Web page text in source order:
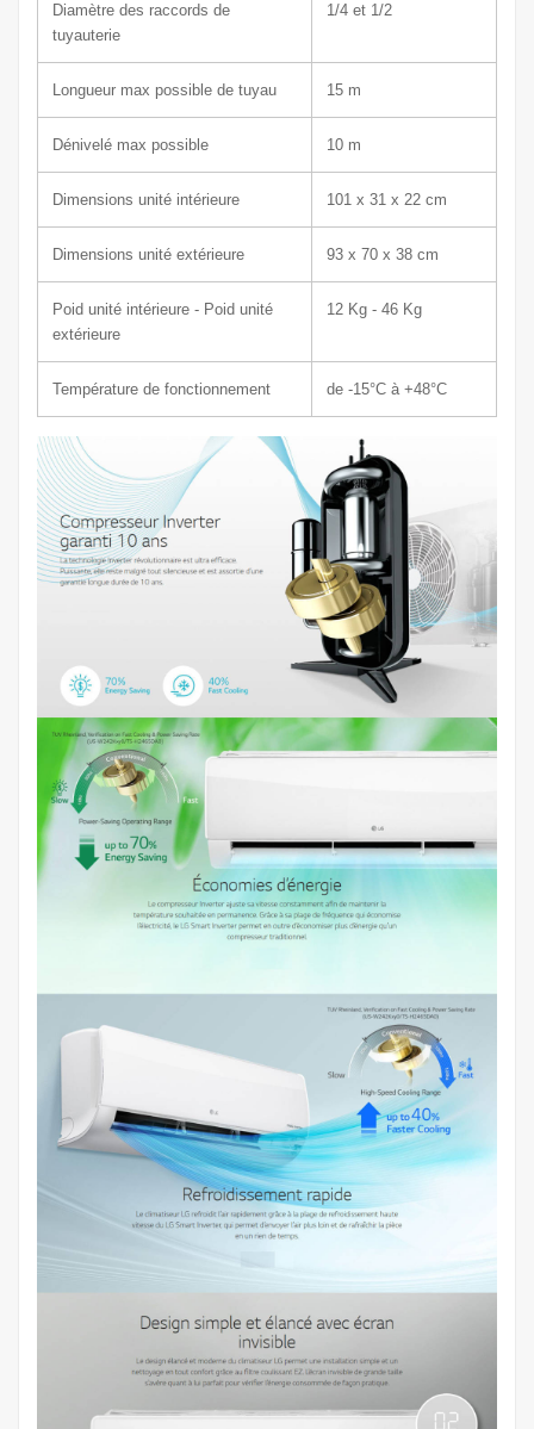
Diamètre des raccords de
tuyauterie
1/4 et 1/2
Longueur max possible de tuyau 15 m
Dénivelé max possible 10 m
Dimensions unité intérieure 101 x 31 x 22 cm
Dimensions unité extérieure 93 x 70 x 38 cm
Poid unité intérieure - Poid unité
extérieure
12 Kg - 46 Kg
Température de fonctionnement de -15°C à +48°C